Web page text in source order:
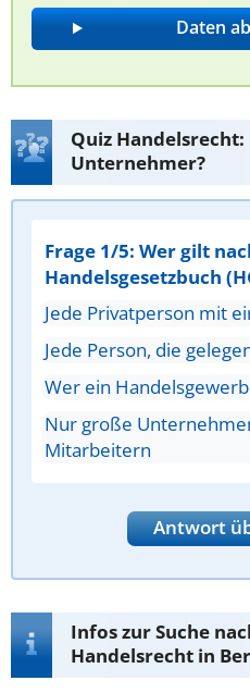
Quiz
Unternehmer?
Frage 1/5: Wer gilt
Handelsgesetzbuch
Jede Privatperson mit
Jede Person, die
Wer ein
Nur große
Mitarbeitern
Antwort
Infos zur Suche
Handelsrecht in